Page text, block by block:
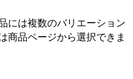
には複数のバリエーション
商品ページから選択できま